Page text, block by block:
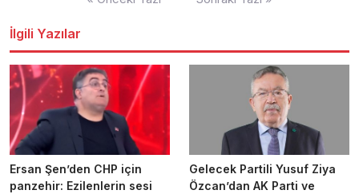
İlgili Yazılar
Ersan Şen’den CHP için
panzehir: Ezilenlerin sesi
Gelecek Partili Yusuf Ziya
Özcan’dan AK Parti ve